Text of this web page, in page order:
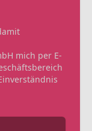
mich per E-